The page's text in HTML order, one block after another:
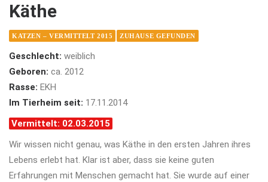
Käthe
KATZEN – VERMITTELT 2015 ZUHAUSE GEFUNDEN
Geschlecht: weiblich
Geboren: ca. 2012
Rasse: EKH
Im Tierheim seit: 17.11.2014
Vermittelt: 02.03.2015
Wir wissen nicht genau, was Käthe in den ersten Jahren ihres
Lebens erlebt hat. Klar ist aber, dass sie keine guten
Erfahrungen mit Menschen gemacht hat. Sie wurde auf einer